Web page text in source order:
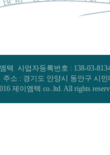
사업자등록번호 : 138-03-
소 : 경기도 안양시 동안구 시민
제이엠텍 co..ltd. All rights